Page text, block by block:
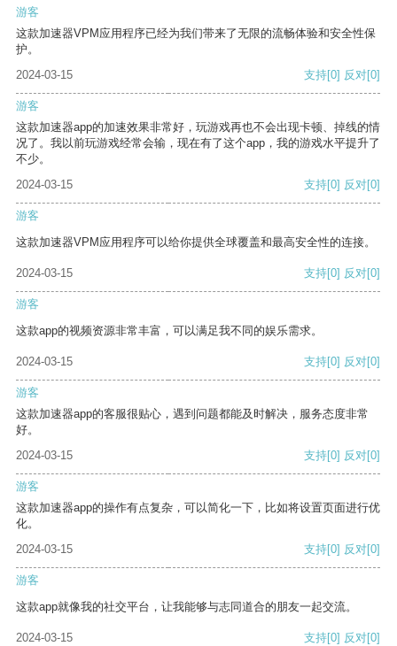
游客
这款加速器VPM应用程序已经为我们带来了无限的流畅体验和安全性保
护。
2024-03-15
支持[0] 反对[0]
游客
这款加速器app的加速效果非常好，玩游戏再也不会出现卡顿、掉线的情
况了。我以前玩游戏经常会输，现在有了这个app，我的游戏水平提升了
不少。
2024-03-15
支持[0] 反对[0]
游客
这款加速器VPM应用程序可以给你提供全球覆盖和最高安全性的连接。
2024-03-15 支持[0] 反对[0]
游客
这款app的视频资源非常丰富，可以满足我不同的娱乐需求。
2024-03-15 支持[0] 反对[0]
游客
这款加速器app的客服很贴心，遇到问题都能及时解决，服务态度非常
好。
2024-03-15
支持[0] 反对[0]
游客
这款加速器app的操作有点复杂，可以简化一下，比如将设置页面进行优
化。
2024-03-15
支持[0] 反对[0]
游客
这款app就像我的社交平台，让我能够与志同道合的朋友一起交流。
2024-03-15 支持[0] 反对[0]